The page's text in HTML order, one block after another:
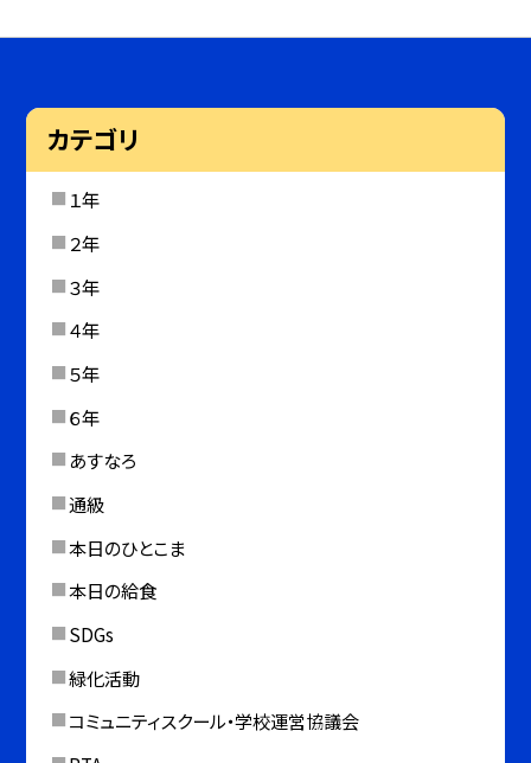
カテゴリ
１年
２年
３年
４年
５年
６年
あすなろ
通級
本日のひとこま
本日の給食
SDGs
緑化活動
コミュニティスクール・学校運営協議会